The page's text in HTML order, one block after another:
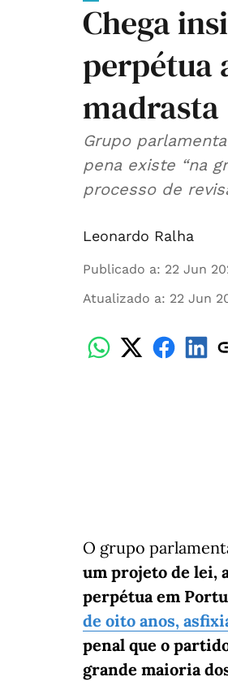
Chega
perpétua
madrasta
Grupo
pena existe “na
processo de
Leonardo Ralha
Publicado a: 22 Jun
Atualizado a: 22 Jun
O grupo
um projeto de lei,
perpétua em
de oito anos,
penal que o
grande maioria